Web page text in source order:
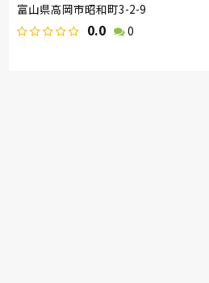
富山県高岡市昭和町3-2-9
0.0 0